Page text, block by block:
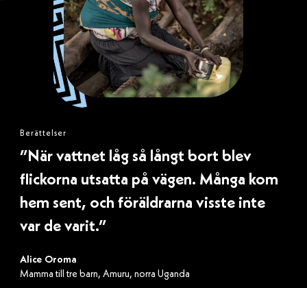
Berättelser
”När vattnet låg så långt bort blev
flickorna utsatta på vägen. Många kom
hem sent, och föräldrarna visste inte
var de varit.”
Alice Oroma
Mamma till tre barn, Amuru, norra Uganda